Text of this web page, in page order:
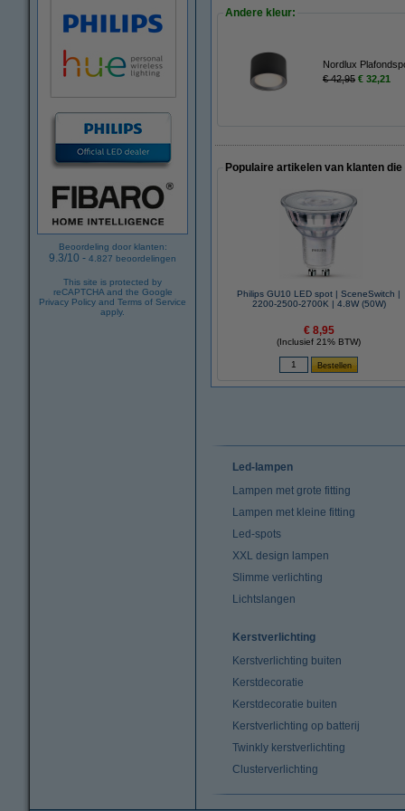
Beoordeling door klanten:
9.3/10 - 4.827 beoordelingen
This site is protected by
reCAPTCHA and the Google
Privacy Policy and Terms of Service
apply.
Andere kleur:
Nordlux
€ 42,95 € 32,21
Populaire artikelen van klanten
Philips GU10 LED spot | SceneSwitch |
2200-2500-2700K | 4.8W (50W)
€ 8,95
(Inclusief 21% BTW)
Led-lampen
Lampen met grote fitting
Lampen met kleine fitting
Led-spots
XXL design lampen
Slimme verlichting
Lichtslangen
Kerstverlichting
Kerstverlichting buiten
Kerstdecoratie
Kerstdecoratie buiten
Kerstverlichting op batterij
Twinkly kerstverlichting
Clusterverlichting